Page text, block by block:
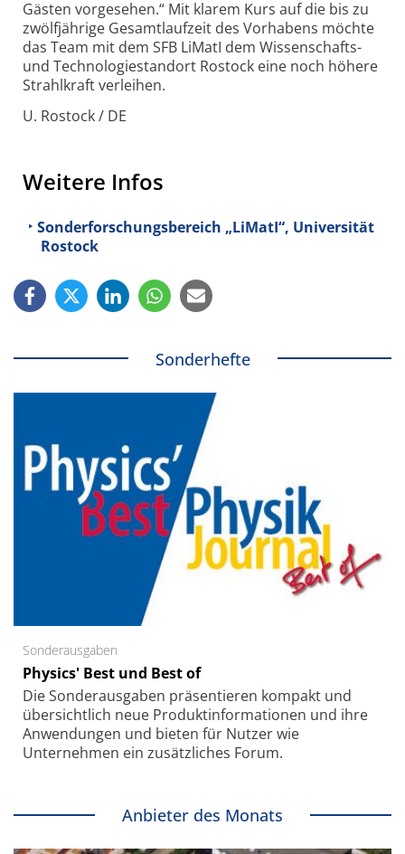
Gästen vorgesehen.“ Mit klarem Kurs auf die bis zu
zwölfjährige Gesamtlaufzeit des Vorhabens möchte
das Team mit dem SFB LiMatI dem Wissenschafts-
und Technologie­standort Rostock eine noch höhere
Strahlkraft verleihen.
U. Rostock / DE
Weitere Infos
Sonderforschungsbereich „LiMatI“, Universität
Rostock
Sonderhefte
Sonderausgaben
Physics' Best und Best of
Die Sonder­ausgaben präsentieren kompakt und
übersichtlich neue Produkt­informationen und ihre
Anwendungen und bieten für Nutzer wie
Unternehmen ein zusätzliches Forum.
Anbieter des Monats